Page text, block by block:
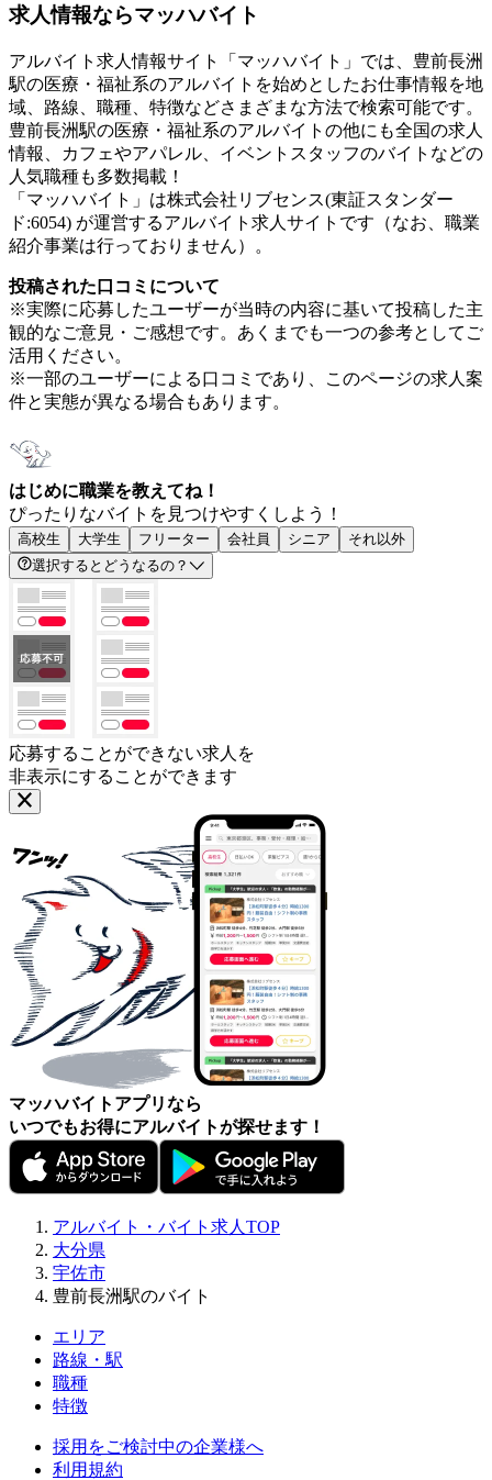
求人情報ならマッハバイト
アルバイト求人情報サイト「マッハバイト」では、豊前長洲
駅の医療・福祉系のアルバイトを始めとしたお仕事情報を地
域、路線、職種、特徴などさまざまな方法で検索可能です。
豊前長洲駅の医療・福祉系のアルバイトの他にも全国の求人
情報、カフェやアパレル、イベントスタッフのバイトなどの
人気職種も多数掲載！
「マッハバイト」は株式会社リブセンス(東証スタンダー
ド:6054) が運営するアルバイト求人サイトです（なお、職業
紹介事業は行っておりません）。
投稿された口コミについて
※実際に応募したユーザーが当時の内容に基いて投稿した主
観的なご意見・ご感想です。あくまでも一つの参考としてご
活用ください。
※一部のユーザーによる口コミであり、このページの求人案
件と実態が異なる場合もあります。
はじめに職業を教えてね！
ぴったりなバイトを見つけやすくしよう！
高校生 大学生 フリーター 会社員 シニア
それ以外
選択するとどうなるの？
応募することができない求人を
非表示にすることができます
マッハバイトアプリなら
いつでもお得にアルバイトが探せます！
アルバイト・バイト求人TOP
大分県
宇佐市
豊前長洲駅のバイト
エリア
路線・駅
職種
特徴
採用をご検討中の企業様へ
利用規約